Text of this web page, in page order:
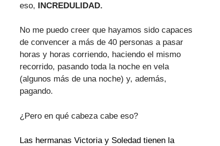
eso, INCREDULIDAD.
No me puedo creer que hayamos sido capaces
de convencer a más de 40 personas a pasar
horas y horas corriendo, haciendo el mismo
recorrido, pasando toda la noche en vela
(algunos más de una noche) y, además,
pagando.
¿Pero en qué cabeza cabe eso?
Las hermanas Victoria y Soledad tienen la